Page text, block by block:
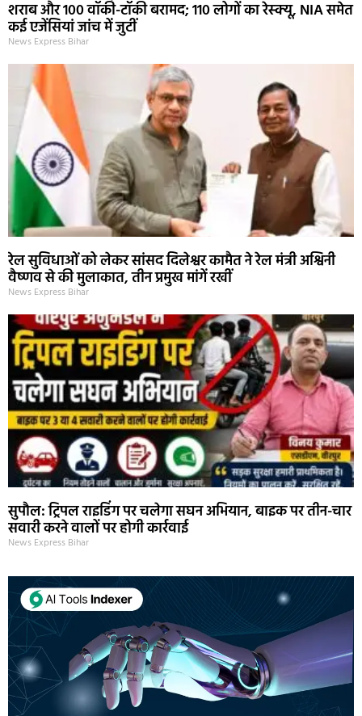
शराब और 100 वॉकी-टॉकी बरामद; 110 लोगों का रेस्क्यू, NIA समेत
कई एजेंसियां जांच में जुटीं
News Express Bihar
रेल सुविधाओं को लेकर सांसद दिलेश्वर कामैत ने रेल मंत्री अश्विनी
वैष्णव से की मुलाकात, तीन प्रमुख मांगें रखीं
News Express Bihar
सुपौल: ट्रिपल राइडिंग पर चलेगा सघन अभियान, बाइक पर तीन-चार
सवारी करने वालों पर होगी कार्रवाई
News Express Bihar